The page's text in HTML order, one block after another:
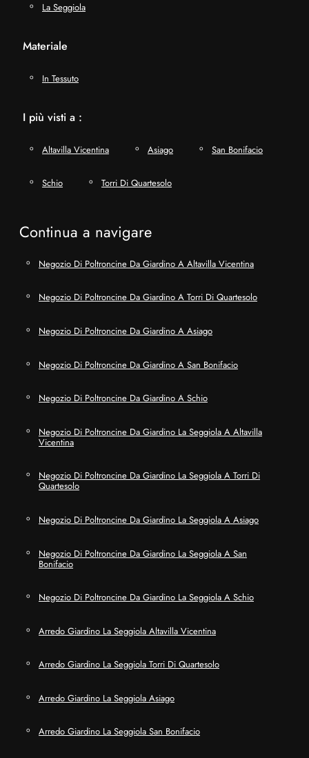
La Seggiola
Materiale
In Tessuto
I più visti a :
Altavilla Vicentina Asiago San Bonifacio
Schio Torri Di Quartesolo
Continua a navigare
Negozio Di Poltroncine Da Giardino A Altavilla Vicentina
Negozio Di Poltroncine Da Giardino A Torri Di Quartesolo
Negozio Di Poltroncine Da Giardino A Asiago
Negozio Di Poltroncine Da Giardino A San Bonifacio
Negozio Di Poltroncine Da Giardino A Schio
Negozio Di Poltroncine Da Giardino La Seggiola A Altavilla
Vicentina
Negozio Di Poltroncine Da Giardino La Seggiola A Torri Di
Quartesolo
Negozio Di Poltroncine Da Giardino La Seggiola A Asiago
Negozio Di Poltroncine Da Giardino La Seggiola A San
Bonifacio
Negozio Di Poltroncine Da Giardino La Seggiola A Schio
Arredo Giardino La Seggiola Altavilla Vicentina
Arredo Giardino La Seggiola Torri Di Quartesolo
Arredo Giardino La Seggiola Asiago
Arredo Giardino La Seggiola San Bonifacio